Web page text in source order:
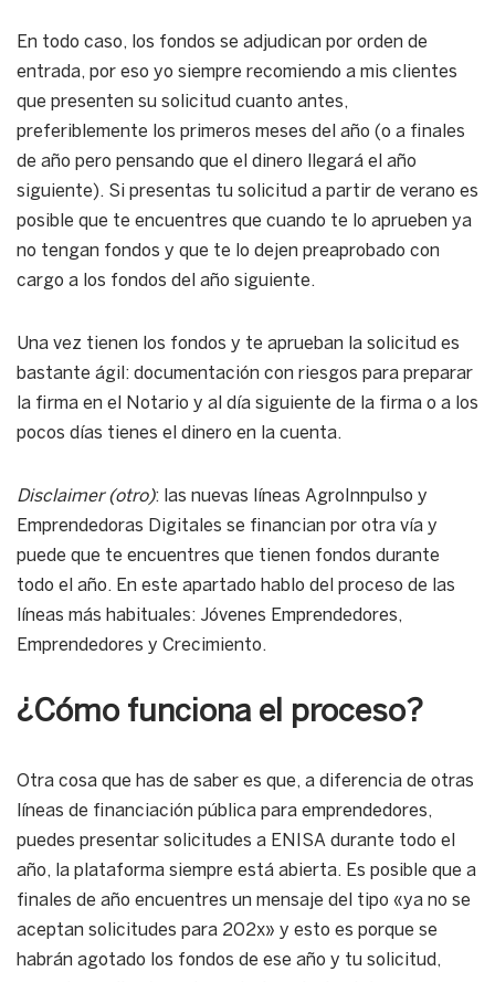
En todo caso, los fondos se adjudican por orden de
entrada, por eso yo siempre recomiendo a mis clientes
que presenten su solicitud cuanto antes,
preferiblemente los primeros meses del año (o a finales
de año pero pensando que el dinero llegará el año
siguiente). Si presentas tu solicitud a partir de verano es
posible que te encuentres que cuando te lo aprueben ya
no tengan fondos y que te lo dejen preaprobado con
cargo a los fondos del año siguiente.
Una vez tienen los fondos y te aprueban la solicitud es
bastante ágil: documentación con riesgos para preparar
la firma en el Notario y al día siguiente de la firma o a los
pocos días tienes el dinero en la cuenta.
Disclaimer (otro): las nuevas líneas AgroInnpulso y
Emprendedoras Digitales se financian por otra vía y
puede que te encuentres que tienen fondos durante
todo el año. En este apartado hablo del proceso de las
líneas más habituales: Jóvenes Emprendedores,
Emprendedores y Crecimiento.
¿Cómo funciona el proceso?
Otra cosa que has de saber es que, a diferencia de otras
líneas de financiación pública para emprendedores,
puedes presentar solicitudes a ENISA durante todo el
año, la plataforma siempre está abierta. Es posible que a
finales de año encuentres un mensaje del tipo «ya no se
aceptan solicitudes para 202x» y esto es porque se
habrán agotado los fondos de ese año y tu solicitud,